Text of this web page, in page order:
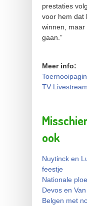
prestaties
voor hem dat
winnen,
gaan.”
Meer info:
TV Livestream
ook
Nuytinck en
feestje
Nationale
Devos en
Belgen met